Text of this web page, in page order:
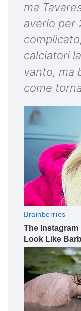
ma
averlo per
calciatori
vanto, ma
come